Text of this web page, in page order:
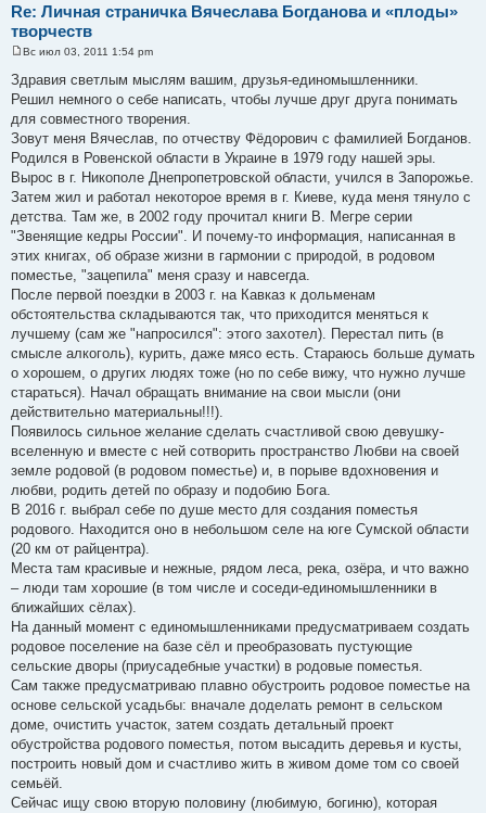
Re: Личная страничка Вячеслава Богданова и «плоды»
творчеств
о
о
б
щ
е
н
и
е
Вс июл 03, 2011 1:54 pm
Здравия светлым мыслям вашим, друзья-единомышленники.
Решил немного о себе написать, чтобы лучше друг друга понимать
для совместного творения.
Зовут меня Вячеслав, по отчеству Фёдорович с фамилией Богданов.
Родился в Ровенской области в Украине в 1979 году нашей эры.
Вырос в г. Никополе Днепропетровской области, учился в Запорожье.
Затем жил и работал некоторое время в г. Киеве, куда меня тянуло с
детства. Там же, в 2002 году прочитал книги В. Мегре серии
"Звенящие кедры России". И почему-то информация, написанная в
этих книгах, об образе жизни в гармонии с природой, в родовом
поместье, "зацепила" меня сразу и навсегда.
После первой поездки в 2003 г. на Кавказ к дольменам
обстоятельства складываются так, что приходится меняться к
лучшему (сам же "напросился": этого захотел). Перестал пить (в
смысле алкоголь), курить, даже мясо есть. Стараюсь больше думать
о хорошем, о других людях тоже (но по себе вижу, что нужно лучше
стараться). Начал обращать внимание на свои мысли (они
действительно материальны!!!).
Появилось сильное желание сделать счастливой свою девушку-
вселенную и вместе с ней сотворить пространство Любви на своей
земле родовой (в родовом поместье) и, в порыве вдохновения и
любви, родить детей по образу и подобию Бога.
В 2016 г. выбрал себе по душе место для создания поместья
родового. Находится оно в небольшом селе на юге Сумской области
(20 км от райцентра).
Места там красивые и нежные, рядом леса, река, озёра, и что важно
– люди там хорошие (в том числе и соседи-единомышленники в
ближайших сёлах).
На данный момент с единомышленниками предусматриваем создать
родовое поселение на базе сёл и преобразовать пустующие
сельские дворы (приусадебные участки) в родовые поместья.
Сам также предусматриваю плавно обустроить родовое поместье на
основе сельской усадьбы: вначале доделать ремонт в сельском
доме, очистить участок, затем создать детальный проект
обустройства родового поместья, потом высадить деревья и кусты,
построить новый дом и счастливо жить в живом доме том со своей
семьёй.
Сейчас ищу свою вторую половину (любимую, богиню), которая